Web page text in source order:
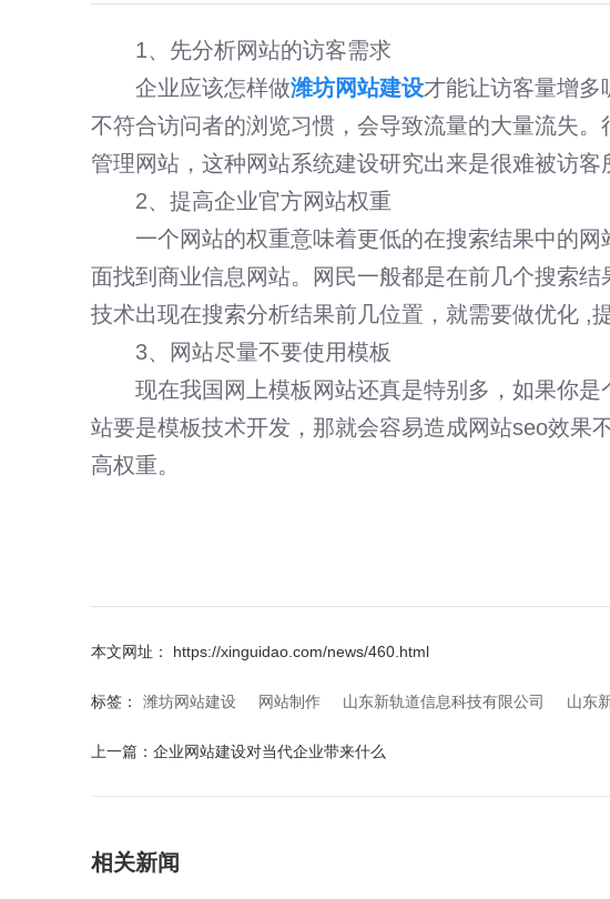
短视频智能引流获客系统
微官网建设 · PC网站和微信平台整合方案
1、先分析网站的访客需求
企业应该怎样做潍坊网站建设才能让访客量增
不符合访问者的浏览习惯，会导致流量的大量流失
管理网站，这种网站系统建设研究出来是很难被访客
2、提高企业官方网站权重
一个网站的权重意味着更低的在搜索结果中的
面找到商业信息网站。网民一般都是在前几个搜索
技术出现在搜索分析结果前几位置，就需要做优化 ,
3、网站尽量不要使用模板
现在我国网上模板网站还真是特别多，如果你
站要是模板技术开发，那就会容易造成网站seo效果
高权重。
本文网址： https://xinguidao.com/news/460.html
标签： 潍坊网站建设 网站制作 山东新轨道信息科技有限公司 山东
上一篇： 企业网站建设对当代企业带来什么
相关新闻